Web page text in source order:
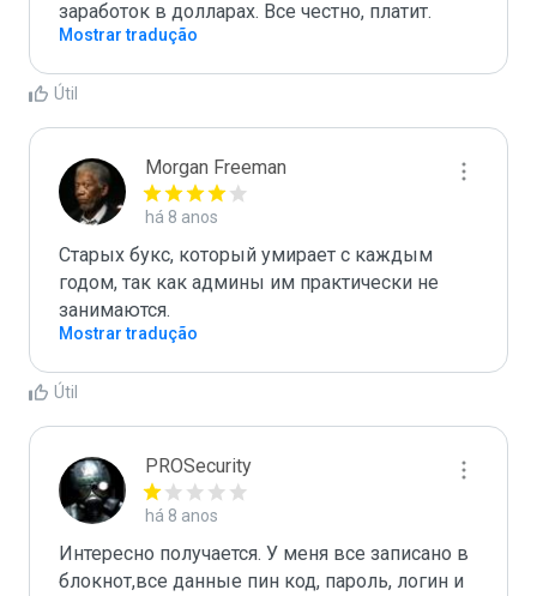
заработок в долларах. Все честно, платит.
Mostrar tradução
Útil
Morgan Freeman
há 8 anos
Старых букс, который умирает с каждым
годом, так как админы им практически не
занимаются.
Mostrar tradução
Útil
PROSecurity
há 8 anos
Интересно получается. У меня все записано в
блокнот,все данные пин код, пароль, логин и